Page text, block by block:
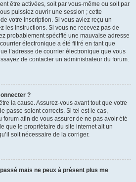
être activées, soit par vous-même ou soit par
puissiez ouvrir une session ; cette
votre inscription. Si vous aviez reçu un
les instructions. Si vous ne recevez pas de
probablement spécifié une mauvaise adresse
électronique a été filtré en tant que
l’adresse de courrier électronique que vous
de contacter un administrateur du forum.
?
la cause. Assurez-vous avant tout que votre
passe soient corrects. Si tel est le cas,
forum afin de vous assurer de ne pas avoir été
que le propriétaire du site internet ait un
soit nécessaire de la corriger.
mais ne peux à présent plus me